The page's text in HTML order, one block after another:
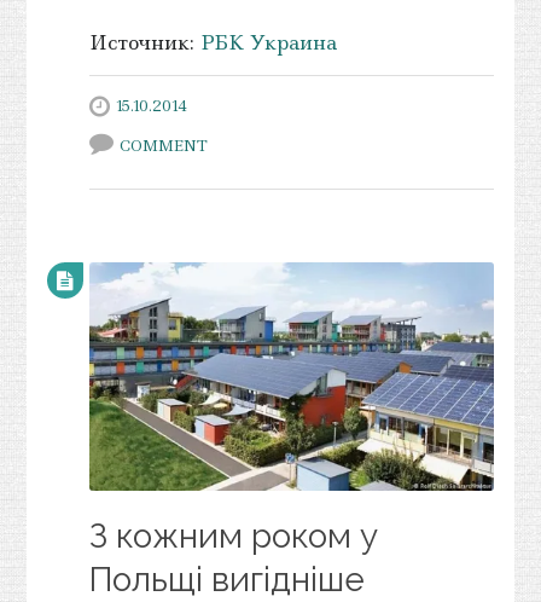
Источник: РБК Украина
15.10.2014
COMMENT
З кожним роком у
Польщі вигідніше